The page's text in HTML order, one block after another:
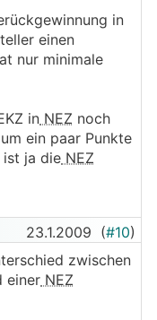
in
einen
nur minimale
in NEZ noch
ein paar Punkte
ist ja die NEZ
23.1.2009 (#10)
zwischen
einer NEZ